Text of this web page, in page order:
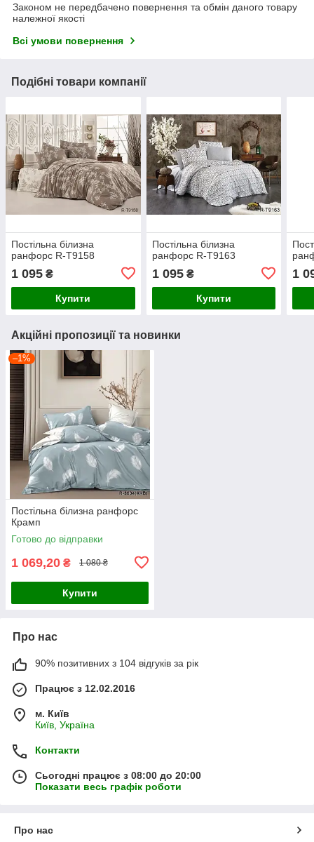
Законом не передбачено повернення та обмін даного товару
належної якості
Всі умови повернення
Подібні товари компанії
Постільна білизна
ранфорс R-T9158
1 095 ₴
Купити
Постільна білизна
ранфорс R-T9163
1 095₴
Купити
1
Акційні пропозиції та новинки
–1%
Постільна білизна ранфорс
Крамп
Готово до відправки
1 069,20 ₴ 1 080 ₴
Купити
Про нас
90% позитивних з 104 відгуків за рік
Працює з 12.02.2016
м. Київ
Київ, Україна
Контакти
Сьогодні працює з 08:00 до 20:00
Показати весь графік роботи
Про нас